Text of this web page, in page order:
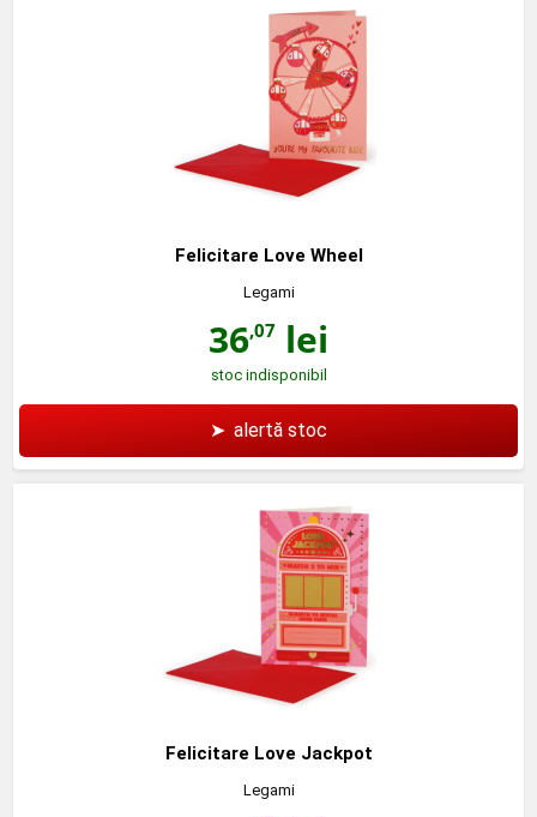
Felicitare Love Wheel
Legami
36,07 lei
stoc indisponibil
➤ alertă stoc
Felicitare Love Jackpot
Legami